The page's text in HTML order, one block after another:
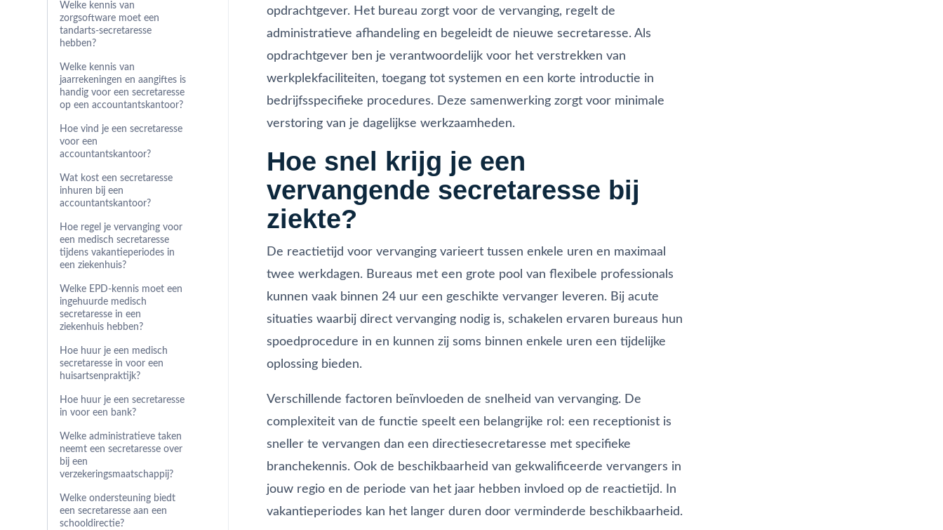
Welke kennis van
zorgsoftware moet een
tandarts-secretaresse
hebben?
Welke kennis van
jaarrekeningen en aangiftes is
handig voor een secretaresse
op een accountantskantoor?
Hoe vind je een secretaresse
voor een
accountantskantoor?
Wat kost een secretaresse
inhuren bij een
accountantskantoor?
Hoe regel je vervanging voor
een medisch secretaresse
tijdens vakantieperiodes in
een ziekenhuis?
Welke EPD-kennis moet een
ingehuurde medisch
secretaresse in een
ziekenhuis hebben?
Hoe huur je een medisch
secretaresse in voor een
huisartsenpraktijk?
Hoe huur je een secretaresse
in voor een bank?
Welke administratieve taken
neemt een secretaresse over
bij een
verzekeringsmaatschappij?
Welke ondersteuning biedt
een secretaresse aan een
schooldirectie?
opdrachtgever. Het bureau zorgt voor de vervanging, regelt de
administratieve afhandeling en begeleidt de nieuwe secretaresse. Als
opdrachtgever ben je verantwoordelijk voor het verstrekken van
werkplekfaciliteiten, toegang tot systemen en een korte introductie in
bedrijfsspecifieke procedures. Deze samenwerking zorgt voor minimale
verstoring van je dagelijkse werkzaamheden.
Hoe snel krijg je een
vervangende secretaresse bij
ziekte?
De reactietijd voor vervanging varieert tussen enkele uren en maximaal
twee werkdagen. Bureaus met een grote pool van flexibele professionals
kunnen vaak binnen 24 uur een geschikte vervanger leveren. Bij acute
situaties waarbij direct vervanging nodig is, schakelen ervaren bureaus hun
spoedprocedure in en kunnen zij soms binnen enkele uren een tijdelijke
oplossing bieden.
Verschillende factoren beïnvloeden de snelheid van vervanging. De
complexiteit van de functie speelt een belangrijke rol: een receptionist is
sneller te vervangen dan een directiesecretaresse met specifieke
branchekennis. Ook de beschikbaarheid van gekwalificeerde vervangers in
jouw regio en de periode van het jaar hebben invloed op de reactietijd. In
vakantieperiodes kan het langer duren door verminderde beschikbaarheid.